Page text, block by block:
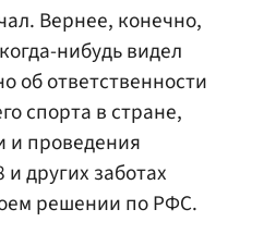
Вернее, конечно,
нибудь видел
об ответственности
спорта в стране,
и проведения
других заботах
решении по РФС.